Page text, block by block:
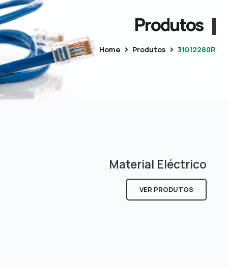
Produtos
Home Produtos 31012280R
Material Eléctrico
VER PRODUTOS